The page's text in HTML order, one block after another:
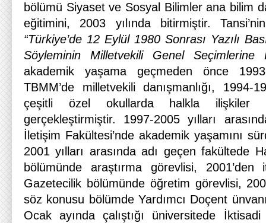
bölümü Siyaset ve Sosyal Bilimler ana bilim
eğitimini, 2003 yılında bitirmiştir.
“Türkiye’de 12 Eylül 1980 Sonrası Yazılı
Söyleminin Milletvekili Genel Seçimlerine
akademik yaşama geçmeden önce
TBMM’de milletvekili danışmanlığı, 1994-
çeşitli özel okullarda halkla ilişkiler
gerçekleştirmiştir. 1997-2005 yılları
İletişim Fakültesi’nde akademik yaşamını
2001 yılları arasında adı geçen fakültede
bölümünde araştırma görevlisi, 2001’den
Gazetecilik bölümünde öğretim görevlisi,
söz konusu bölümde Yardımcı Doçent
Ocak ayında çalıştığı üniversitede